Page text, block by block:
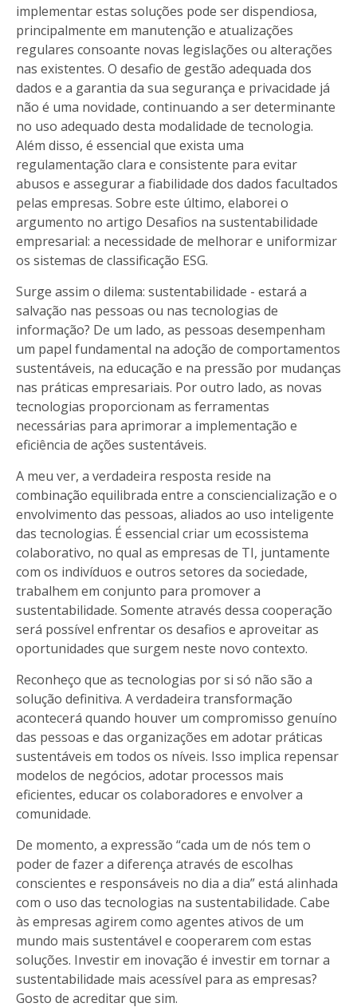
implementar estas soluções pode ser dispendiosa,
principalmente em manutenção e atualizações
regulares consoante novas legislações ou alterações
nas existentes. O desafio de gestão adequada dos
dados e a garantia da sua segurança e privacidade já
não é uma novidade, continuando a ser determinante
no uso adequado desta modalidade de tecnologia.
Além disso, é essencial que exista uma
regulamentação clara e consistente para evitar
abusos e assegurar a fiabilidade dos dados facultados
pelas empresas. Sobre este último, elaborei o
argumento no artigo Desafios na sustentabilidade
empresarial: a necessidade de melhorar e uniformizar
os sistemas de classificação ESG.
Surge assim o dilema: sustentabilidade - estará a
salvação nas pessoas ou nas tecnologias de
informação? De um lado, as pessoas desempenham
um papel fundamental na adoção de comportamentos
sustentáveis, na educação e na pressão por mudanças
nas práticas empresariais. Por outro lado, as novas
tecnologias proporcionam as ferramentas
necessárias para aprimorar a implementação e
eficiência de ações sustentáveis.
A meu ver, a verdadeira resposta reside na
combinação equilibrada entre a consciencialização e o
envolvimento das pessoas, aliados ao uso inteligente
das tecnologias. É essencial criar um ecossistema
colaborativo, no qual as empresas de TI, juntamente
com os indivíduos e outros setores da sociedade,
trabalhem em conjunto para promover a
sustentabilidade. Somente através dessa cooperação
será possível enfrentar os desafios e aproveitar as
oportunidades que surgem neste novo contexto.
Reconheço que as tecnologias por si só não são a
solução definitiva. A verdadeira transformação
acontecerá quando houver um compromisso genuíno
das pessoas e das organizações em adotar práticas
sustentáveis em todos os níveis. Isso implica repensar
modelos de negócios, adotar processos mais
eficientes, educar os colaboradores e envolver a
comunidade.
De momento, a expressão “cada um de nós tem o
poder de fazer a diferença através de escolhas
conscientes e responsáveis no dia a dia” está alinhada
com o uso das tecnologias na sustentabilidade. Cabe
às empresas agirem como agentes ativos de um
mundo mais sustentável e cooperarem com estas
soluções. Investir em inovação é investir em tornar a
sustentabilidade mais acessível para as empresas?
Gosto de acreditar que sim.